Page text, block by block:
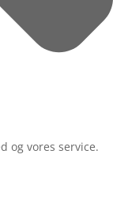
og vores service.